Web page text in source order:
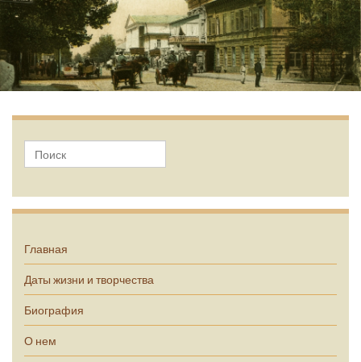
Главная
Даты жизни и творчества
Биография
О нем